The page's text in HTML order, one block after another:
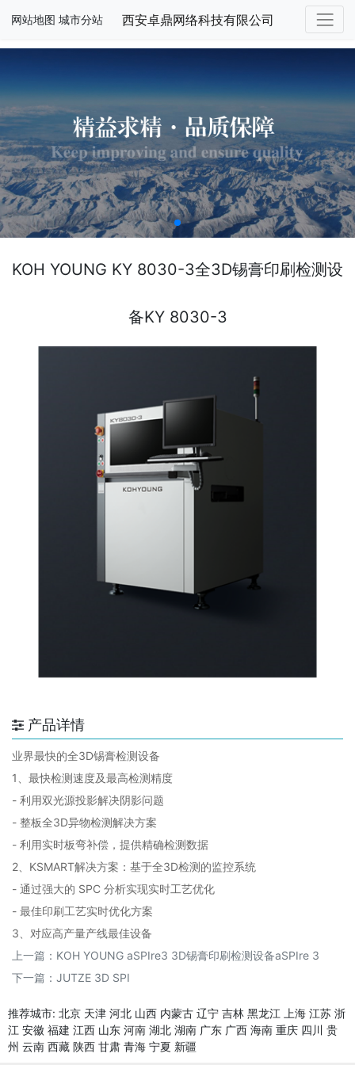
网站地图 城市分站 西安卓鼎网络科技有限公司
KOH YOUNG KY 8030-3全3D锡膏印刷检测设
备KY 8030-3
产品详情
业界最快的全3D锡膏检测设备
1、最快检测速度及最高检测精度
- 利用双光源投影解决阴影问题
- 整板全3D异物检测解决方案
- 利用实时板弯补偿，提供精确检测数据
2、KSMART解决方案：基于全3D检测的监控系统
- 通过强大的 SPC 分析实现实时工艺优化
- 最佳印刷工艺实时优化方案
3、对应高产量产线最佳设备
上一篇： KOH YOUNG aSPIre3 3D锡膏印刷检测设备aSPIre 3
下一篇： JUTZE 3D SPI
推荐城市: 北京 天津 河北 山西 内蒙古 辽宁 吉林 黑龙江 上海 江苏 浙
江 安徽 福建 江西 山东 河南 湖北 湖南 广东 广西 海南 重庆 四川 贵
州 云南 西藏 陕西 甘肃 青海 宁夏 新疆